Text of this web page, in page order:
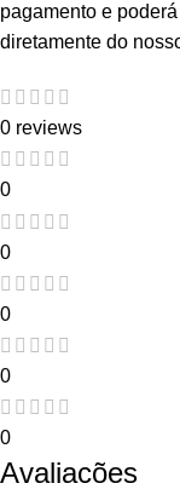
pagamento e
diretamente do
0 reviews
0
0
0
0
0
Avaliações